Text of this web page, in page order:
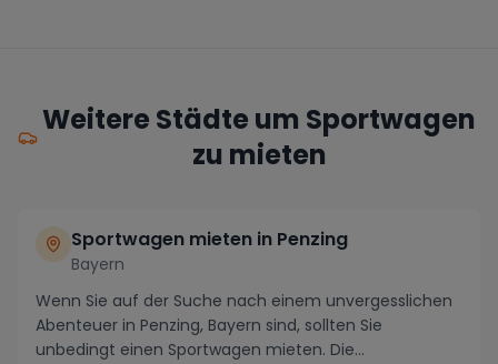
Weitere Städte um Sportwagen
zu mieten
Sportwagen mieten in Penzing
Bayern
Wenn Sie auf der Suche nach einem unvergesslichen
Abenteuer in Penzing, Bayern sind, sollten Sie
unbedingt einen Sportwagen mieten. Die